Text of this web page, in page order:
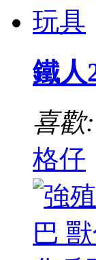
鐵人
喜
格仔